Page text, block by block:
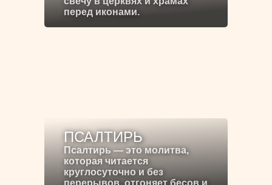
перед иконами.
ПСАЛТИРЬ
Псалтирь — это молитва,
которая читается
круглосуточно и без
перерывов, отгоняет бесов и